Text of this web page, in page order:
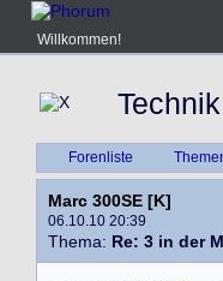
Willkommen!
Technik
Forenliste
Marc 300SE [K]
06.10.10 20:39
Thema: Re: 3 in der